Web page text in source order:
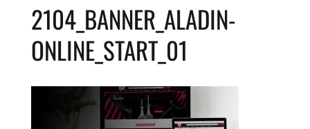
2104_BANNER_ALADIN-
ONLINE_START_01